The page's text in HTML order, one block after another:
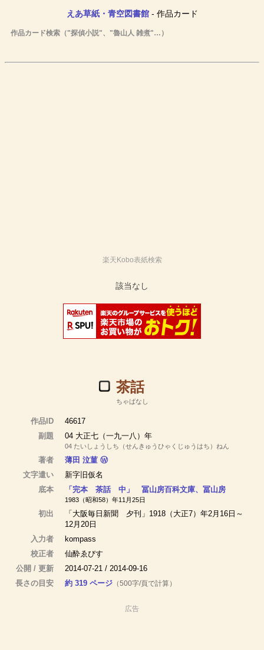
えあ草紙・青空図書館- 作品カード
作品カード検索（"探偵小説"、"魯山人 雑煮"…）
楽天Kobo表紙検索
茶話
ちゃばなし
作品ID
46617
副題
04 大正七（一九一八）年
04 たいしょうしち（せんきゅうひゃくじゅうはち）ねん
著者 薄田 泣菫 Ⓦ
文字遣い
新字旧仮名
底本
「完本 茶話 中」 冨山房百科文庫、冨山房
1983（昭和58）年11月25日
初出
「大阪毎日新聞 夕刊」1918（大正7）年2月16日～
12月20日
入力者
kompass
校正者
仙酔ゑびす
公開 / 更新
2014-07-21 / 2014-09-16
長さの目安
約 319 ページ （500字/頁で計算）
広告